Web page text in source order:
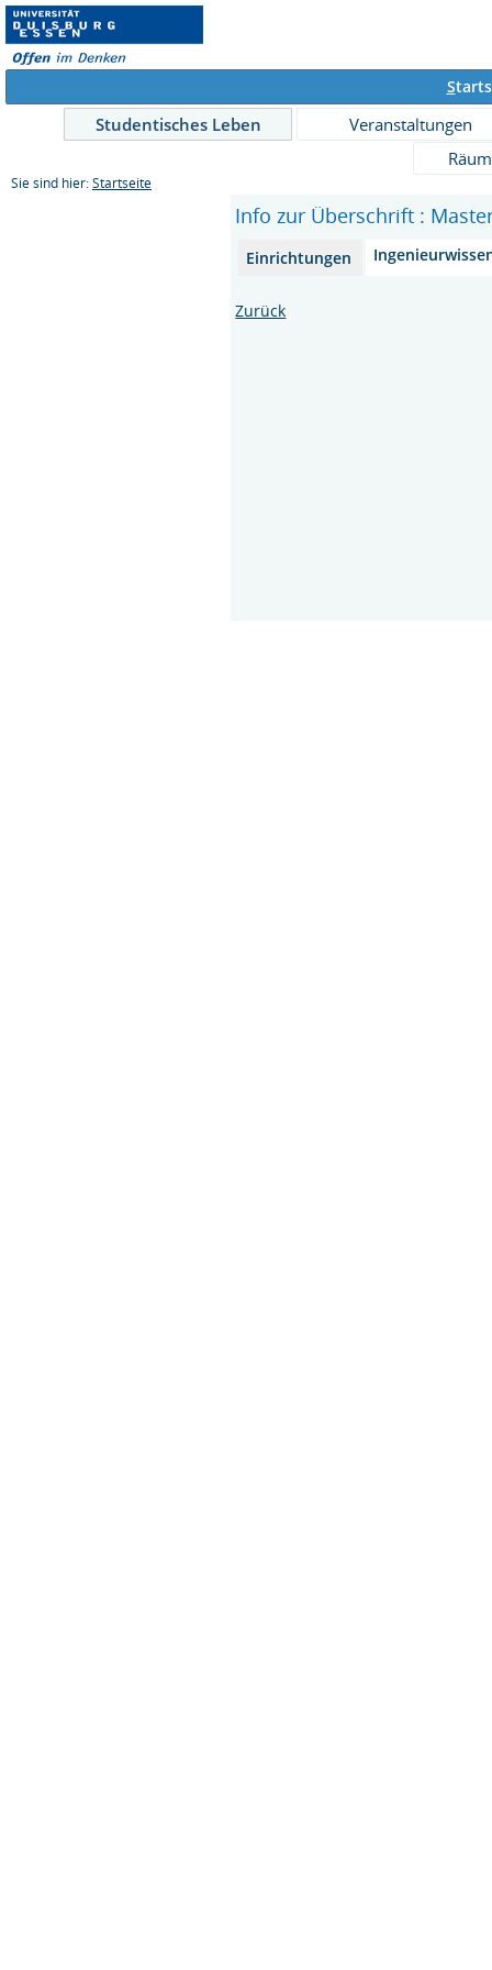
S
Studentisches Leben
Veranstaltungen
Sie sind hier: Startseite
Info zur Überschrift :
Einrichtungen
Zurück